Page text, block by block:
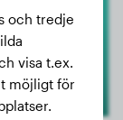
och tredje
visa t.ex.
möjligt för